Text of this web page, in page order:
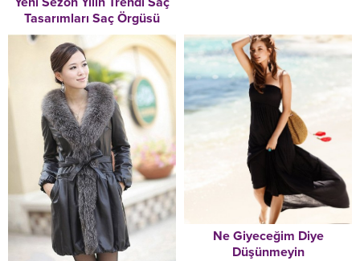
Tasarımları Saç Örgüsü
Ne Giyeceğim Diye
Düşünmeyin